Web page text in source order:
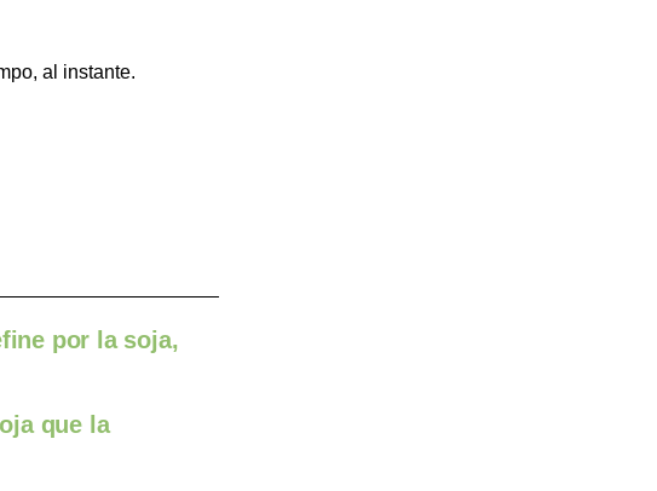
al instante.
por la soja,
que la